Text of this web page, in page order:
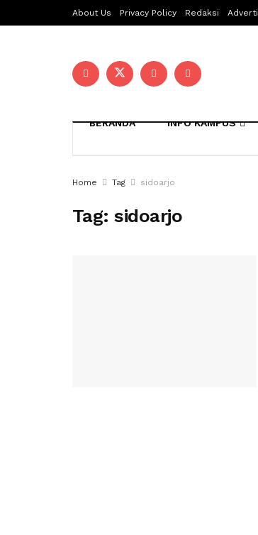
About Us Privacy Policy Redaksi
BERANDA INFO KAMPUS
Home Tag sidoarjo
Tag:sidoarjo